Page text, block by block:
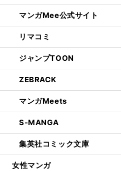
マンガMee公式サイト
リマコミ
ジャンプTOON
ZEBRACK
マンガMeets
S-MANGA
集英社コミック文庫
女性マンガ